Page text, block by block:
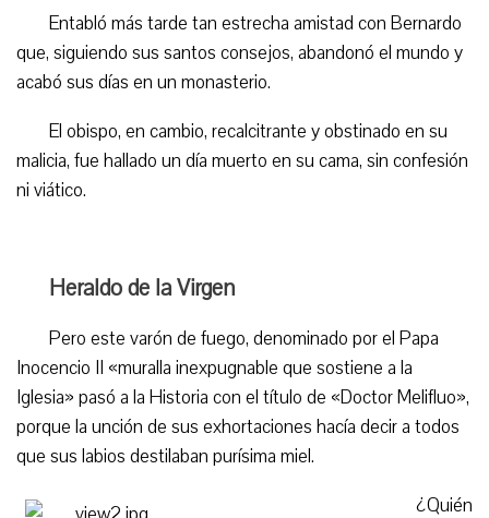
Entabló más tarde tan estrecha amistad con Bernardo
que, siguiendo sus santos consejos, abandonó el mundo y
acabó sus días en un monasterio.
El obispo, en cambio, recalcitrante y obstinado en su
malicia, fue hallado un día muerto en su cama, sin confesión
ni viático.
Heraldo de la Virgen
Pero este varón de fuego, denominado por el Papa
Inocencio II «muralla inexpugnable que sostiene a la
Iglesia» pasó a la Historia con el título de «Doctor Melifluo»,
porque la unción de sus exhortaciones hacía decir a todos
que sus labios destilaban purísima miel.
¿Quién